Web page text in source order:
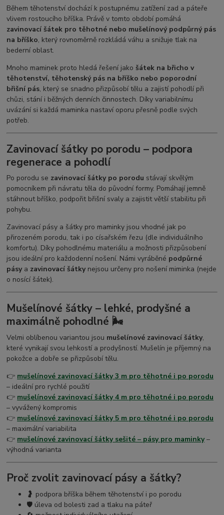
Během těhotenství dochází k postupnému zatížení zad a páteře
vlivem rostoucího bříška. Právě v tomto období pomáhá
zavinovací šátek pro těhotné nebo mušelínový podpůrný pás
na bříško, který rovnoměrně rozkládá váhu a snižuje tlak na
bederní oblast.
Mnoho maminek proto hledá řešení jako šátek na břicho v
těhotenství, těhotenský pás na bříško nebo poporodní
břišní pás, který se snadno přizpůsobí tělu a zajistí pohodlí při
chůzi, stání i běžných denních činnostech. Díky variabilnímu
uvázání si každá maminka nastaví oporu přesně podle svých
potřeb.
Zavinovací šátky po porodu – podpora
regenerace a pohodlí
Po porodu se zavinovací šátky po porodu stávají skvělým
pomocníkem při návratu těla do původní formy. Pomáhají jemně
stáhnout bříško, podpořit břišní svaly a zajistit větší stabilitu při
pohybu.
Zavinovací pásy a šátky pro maminky jsou vhodné jak po
přirozeném porodu, tak i po císařském řezu (dle individuálního
komfortu). Díky pohodlnému materiálu a možnosti přizpůsobení
jsou ideální pro každodenní nošení. Námi vyráběné podpůrné
pásya zavinovací šátkynejsou určeny pro nošení miminka (nejde
o nosící šátek).
Mušelínové šátky – lehké, prodyšné a
maximálně pohodlné 🌬️
Velmi oblíbenou variantou jsou mušelínové zavinovací šátky,
které vynikají svou lehkostí a prodyšností. Mušelín je příjemný na
pokožce a dobře se přizpůsobí tělu.
👉 mušelínové zavinovací šátky 3 m pro těhotné i po porodu
– ideální pro rychlé použití
👉 mušelínové zavinovací šátky 4 m pro těhotné i po porodu
– vyvážený kompromis
👉 mušelínové zavinovací šátky 5 m pro těhotné i po porodu
– maximální variabilita
👉 mušelínové zavinovací šátky sešité – pásy pro maminky–
výhodná varianta
Proč zvolit zavinovací pásy a šátky?
🤰 podpora bříška během těhotenství i po porodu
🛡️ úleva od bolesti zad a tlaku na páteř